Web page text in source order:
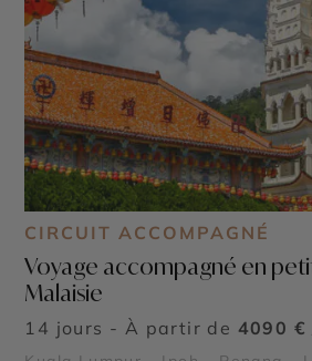
CIRCUIT ACCOMPAGNÉ
Voyage accompagné en
Malaisie
14 jours - À partir de 4090 €